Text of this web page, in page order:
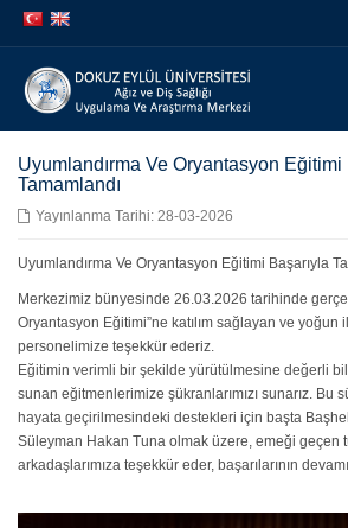
İçeriğe
atla
Navigasyona
atla
Uyumlandırma Ve Oryantasyon Eğitimi
Tamamlandı
Yayınlanma Tarihi: 28-03-2026
Uyumlandırma Ve Oryantasyon Eğitimi Başarıyla
Merkezimiz bünyesinde 26.03.2026 tarihinde
Oryantasyon Eğitimi”ne katılım sağlayan ve yoğun
personelimize teşekkür ederiz.
Eğitimin verimli bir şekilde yürütülmesine değerli
sunan eğitmenlerimize şükranlarımızı sunarız. Bu
hayata geçirilmesindeki destekleri için başta
Süleyman Hakan Tuna olmak üzere, emeği geçen
arkadaşlarımıza teşekkür eder, başarılarının